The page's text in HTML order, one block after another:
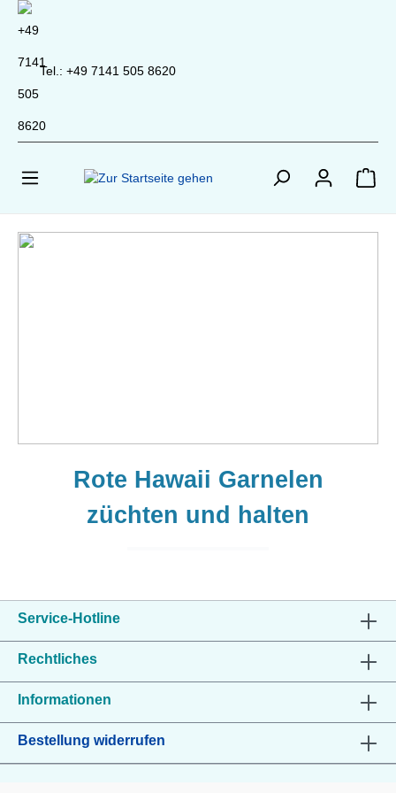
springen
Tel.: +49 7141 505 8620
Rote Hawaii Garnelen
züchten und halten
Service-Hotline
Rechtliches
Informationen
Bestellung widerrufen